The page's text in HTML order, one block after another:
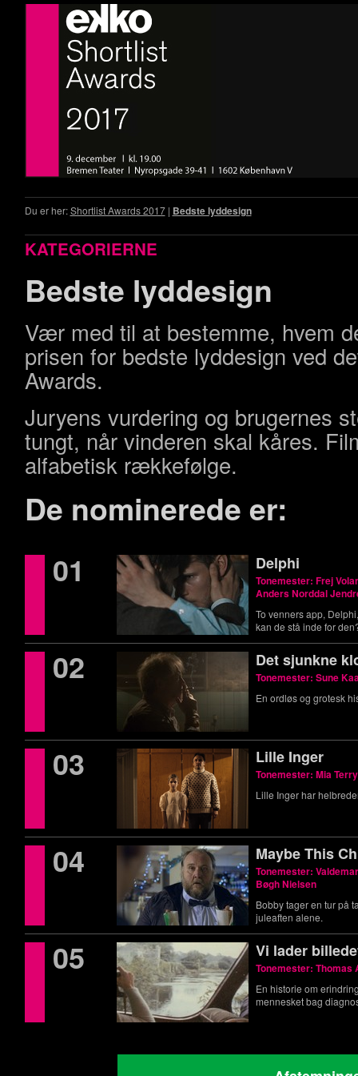
Du er her:Shortlist Awards 2017| Bedste lyddesign
KATEGORIERNE
Bedste lyddesign
Vær med til at bestemme, hvem
prisen for bedste lyddesign ved
Awards.
Juryens vurdering og brugernes
tungt, når vinderen skal kåres.
alfabetisk rækkefølge.
De nominerede er:
01 Delphi
Tonemester: Frej
Anders Norddal
To venners app,
kan de stå inde for
02 Det sjunkne
Tonemester: Sune
En ordløs og grotesk
03 Lille Inger
Tonemester: Mia Terry
Lille Inger har
04 Maybe This
Tonemester:
Bøgh Nielsen
Bobby tager en tur på
juleaften alene.
05 Vi lader
Tonemester: Thomas
En historie om
mennesket bag